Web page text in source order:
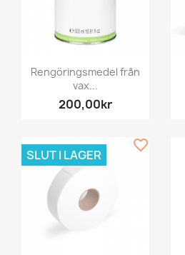
Rengöringsmedel från
vax...
200,00kr
SLUT I LAGER
favorite_border